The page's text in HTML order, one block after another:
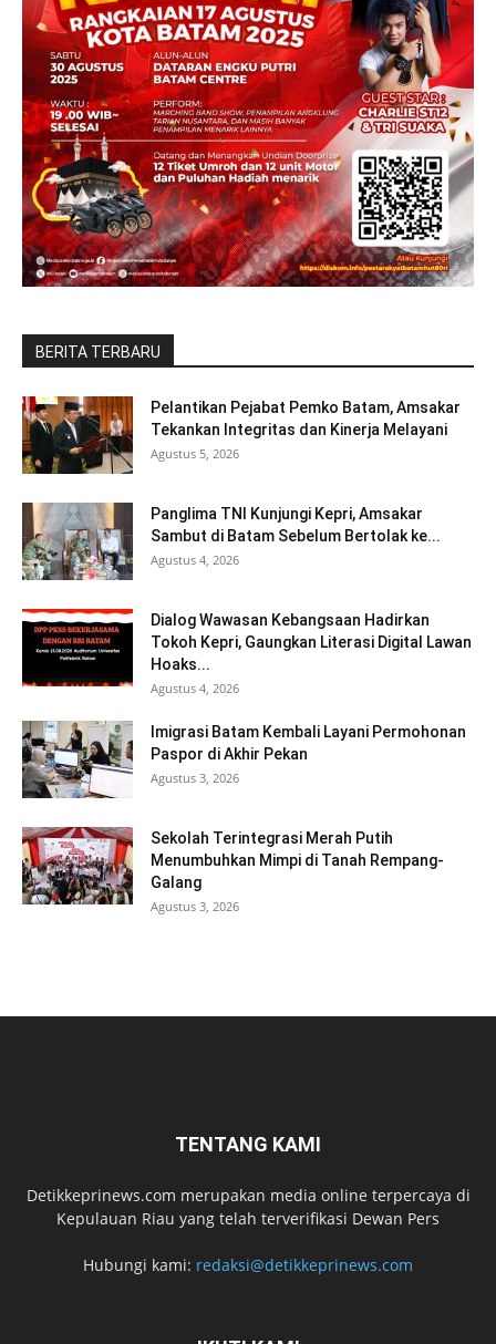
BERITA TERBARU
Pelantikan Pejabat Pemko Batam, Amsakar
Tekankan Integritas dan Kinerja Melayani
Agustus 5, 2026
Panglima TNI Kunjungi Kepri, Amsakar
Sambut di Batam Sebelum Bertolak ke...
Agustus 4, 2026
Dialog Wawasan Kebangsaan Hadirkan
Tokoh Kepri, Gaungkan Literasi Digital Lawan
Hoaks...
Agustus 4, 2026
Imigrasi Batam Kembali Layani Permohonan
Paspor di Akhir Pekan
Agustus 3, 2026
Sekolah Terintegrasi Merah Putih
Menumbuhkan Mimpi di Tanah Rempang-
Galang
Agustus 3, 2026
TENTANG KAMI
Detikkeprinews.com merupakan media online terpercaya di
Kepulauan Riau yang telah terverifikasi Dewan Pers
Hubungi kami: redaksi@detikkeprinews.com